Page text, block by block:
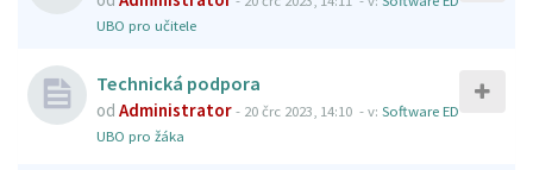
UBO pro učitele
Technická podpora
od Administrator- 20 črc 2023, 14:10 - v: Software ED
UBO pro žáka